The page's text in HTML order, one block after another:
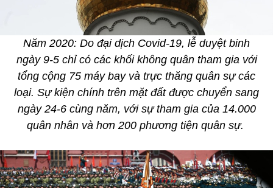
Năm 2020: Do đại dịch Covid-19, lễ duyệt binh
ngày 9-5 chỉ có các khối không quân tham gia với
tổng cộng 75 máy bay và trực thăng quân sự các
loại. Sự kiện chính trên mặt đất được chuyển sang
ngày 24-6 cùng năm, với sự tham gia của 14.000
quân nhân và hơn 200 phương tiện quân sự.